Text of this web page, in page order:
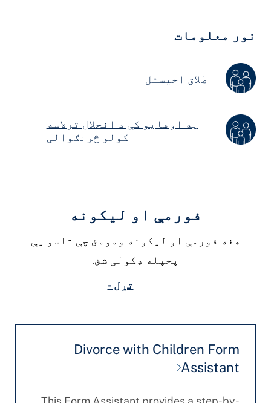
نور معلومات
طلاق اخیستل
په اوهایو کې د انحلال ترلاسه
کولو څرنګوالی
فورمې او لیکونه
هغه فورمې او لیکونه ومومئ چې تاسو یې
پخپله ډکولی شئ.
تړل -
Divorce with Children Form
Assistant